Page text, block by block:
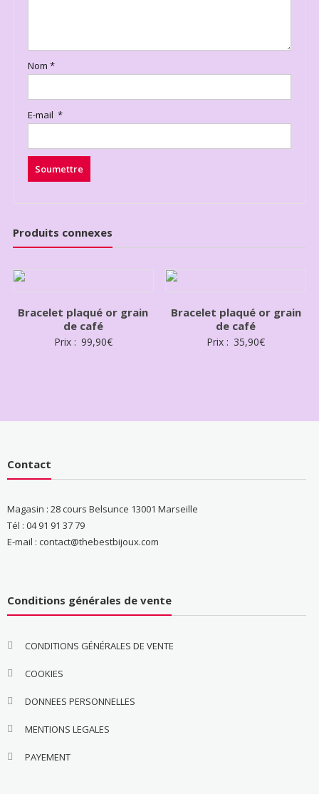
Nom *
E-mail *
Produits connexes
Bracelet plaqué or grain
de café
Prix : 99,90€
Bracelet plaqué or grain
de café
Prix : 35,90€
Contact
Magasin : 28 cours Belsunce 13001 Marseille
Tél : 04 91 91 37 79
E-mail : contact@thebestbijoux.com
Conditions générales de vente
CONDITIONS GÉNÉRALES DE VENTE
COOKIES
DONNEES PERSONNELLES
MENTIONS LEGALES
PAYEMENT